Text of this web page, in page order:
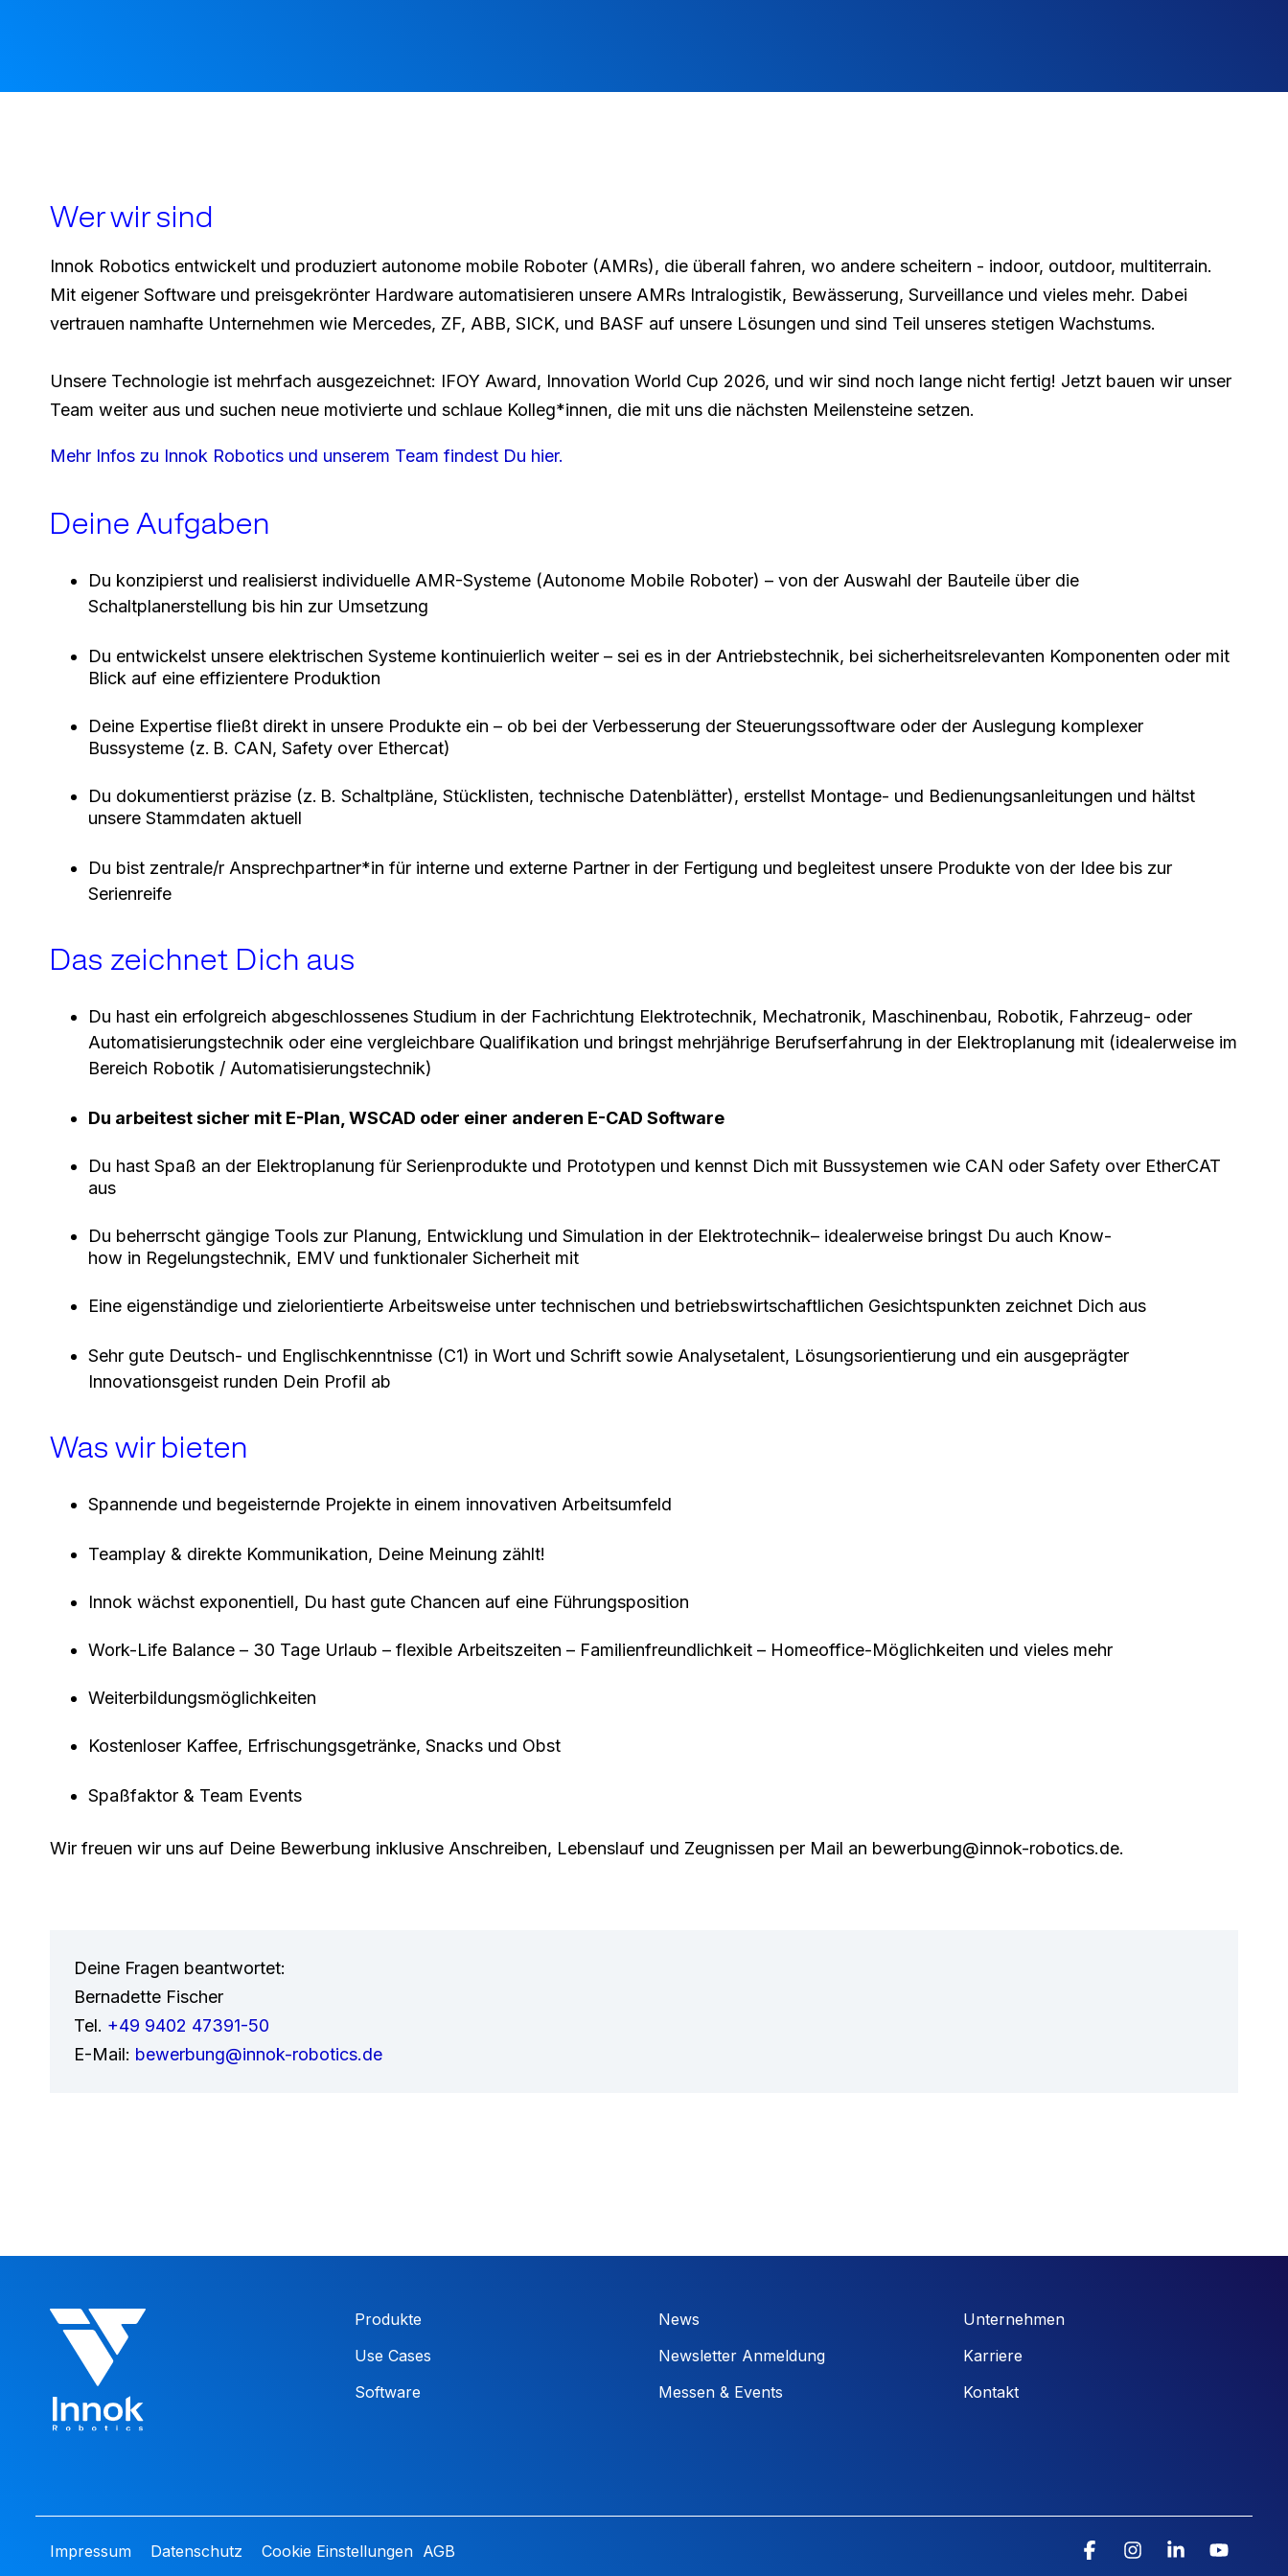
Wer wir sind
Innok Robotics entwickelt und produziert autonome mobile Roboter (AMRs), die überall fahren, wo andere scheitern - indoor, outdoor, multiterrain.
Mit eigener Software und preisgekrönter Hardware automatisieren unsere AMRs Intralogistik, Bewässerung, Surveillance und vieles mehr. Dabei
vertrauen namhafte Unternehmen wie Mercedes, ZF, ABB, SICK, und BASF auf unsere Lösungen und sind Teil unseres stetigen Wachstums.
Unsere Technologie ist mehrfach ausgezeichnet: IFOY Award, Innovation World Cup 2026, und wir sind noch lange nicht fertig! Jetzt bauen wir unser
Team weiter aus und suchen neue motivierte und schlaue Kolleg*innen, die mit uns die nächsten Meilensteine setzen.
Mehr Infos zu Innok Robotics und unserem Team findest Du hier.
Deine Aufgaben
Du konzipierst und realisierst individuelle AMR-Systeme (Autonome Mobile Roboter) – von der Auswahl der Bauteile über die
Schaltplanerstellung bis hin zur Umsetzung
Du entwickelst unsere elektrischen Systeme kontinuierlich weiter – sei es in der Antriebstechnik, bei sicherheitsrelevanten Komponenten oder mit
Blick auf eine effizientere Produktion
Deine Expertise fließt direkt in unsere Produkte ein – ob bei der Verbesserung der Steuerungssoftware oder der Auslegung komplexer
Bussysteme (z. B. CAN, Safety over Ethercat)
Du dokumentierst präzise (z. B. Schaltpläne, Stücklisten, technische Datenblätter), erstellst Montage- und Bedienungsanleitungen und hältst
unsere Stammdaten aktuell
Du bist zentrale/r Ansprechpartner*in für interne und externe Partner in der Fertigung und begleitest unsere Produkte von der Idee bis zur
Serienreife
Das zeichnet Dich aus
Du hast ein erfolgreich abgeschlossenes Studium in der Fachrichtung Elektrotechnik, Mechatronik, Maschinenbau, Robotik, Fahrzeug- oder
Automatisierungstechnik oder eine vergleichbare Qualifikation und bringst mehrjährige Berufserfahrung in der Elektroplanung mit (idealerweise im
Bereich Robotik / Automatisierungstechnik)
Du arbeitest sicher mit E-Plan, WSCAD oder einer anderen E-CAD Software
Du hast Spaß an der Elektroplanung für Serienprodukte und Prototypen und kennst Dich mit Bussystemen wie CAN oder Safety over EtherCAT
aus
Du beherrscht gängige Tools zur Planung, Entwicklung und Simulation in der Elektrotechnik– idealerweise bringst Du auch Know-
how in Regelungstechnik, EMV und funktionaler Sicherheit mit
Eine eigenständige und zielorientierte Arbeitsweise unter technischen und betriebswirtschaftlichen Gesichts­punkten zeichnet Dich aus
Sehr gute Deutsch- und Englischkenntnisse (C1) in Wort und Schrift sowie Analysetalent, Lösungsorientierung und ein ausgeprägter
Innovationsgeist runden Dein Profil ab
Was wir bieten
Spannende und begeisternde Projekte in einem innovativen Arbeitsumfeld
Teamplay & direkte Kommunikation, Deine Meinung zählt!
Innok wächst exponentiell, Du hast gute Chancen auf eine Führungsposition
Work-Life Balance – 30 Tage Urlaub – flexible Arbeitszeiten – Familienfreundlichkeit – Homeoffice-Möglichkeiten und vieles mehr
Weiterbildungsmöglichkeiten
Kostenloser Kaffee, Erfrischungsgetränke, Snacks und Obst
Spaßfaktor & Team Events
Wir freuen wir uns auf Deine Bewerbung inklusive Anschreiben, Lebenslauf und Zeugnissen per Mail an bewerbung@innok-robotics.de.
Deine Fragen beantwortet:
Bernadette Fischer
Tel. +49 9402 47391-50
E-Mail: bewerbung@innok-robotics.de
Produkte
Use Cases
Software
News
Newsletter Anmeldung
Messen & Events
Unternehmen
Karriere
Kontakt
Impressum Datenschutz Cookie Einstellungen AGB FacebookInstagramLinkedin